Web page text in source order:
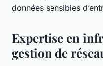
données sensibles
Expertise en
gestion de